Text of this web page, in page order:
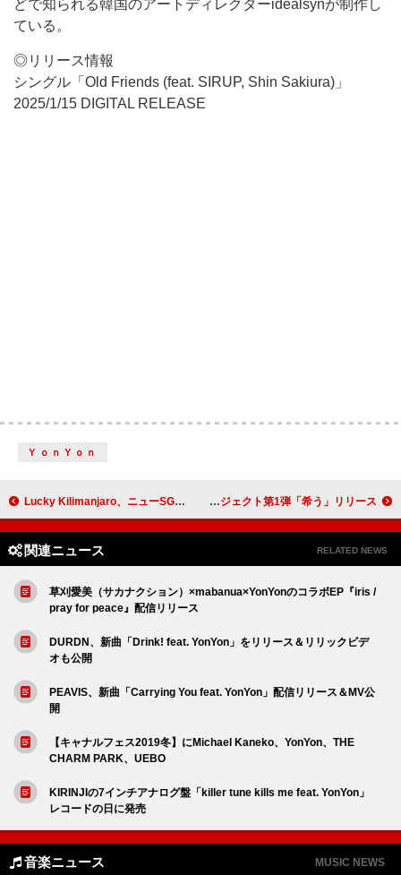
どで知られる韓国のアートディレクターidealsynが制作し
ている。
◎リリース情報
シングル「Old Friends (feat. SIRUP, Shin Sakiura)」
2025/1/15 DIGITAL RELEASE
ＹｏｎＹｏｎ
Lucky Kilimanjaro、ニューSG「楽しい美味しいとりすぎてもいい」リリース 粗品、セルフカバープロジェクト第1弾「希う」リリース
関連ニュース RELATED NEWS
草刈愛美（サカナクション）×mabanua×YonYonのコラボEP『iris /
pray for peace』配信リリース
DURDN、新曲「Drink! feat. YonYon」をリリース＆リリックビデ
オも公開
PEAVIS、新曲「Carrying You feat. YonYon」配信リリース＆MV公
開
【キャナルフェス2019冬】にMichael Kaneko、YonYon、THE
CHARM PARK、UEBO
KIRINJIの7インチアナログ盤「killer tune kills me feat. YonYon」
レコードの日に発売
音楽ニュース MUSIC NEWS